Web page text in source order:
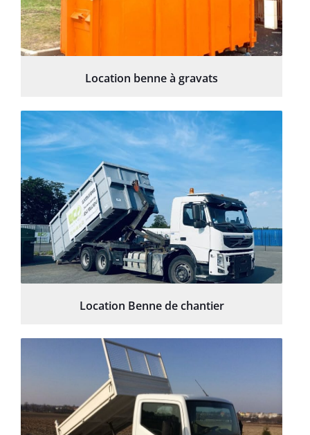
Location benne à gravats
Location Benne de chantier